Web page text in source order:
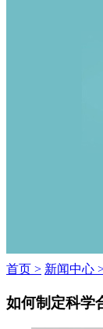
首页 > 新闻中心
如何制定科学